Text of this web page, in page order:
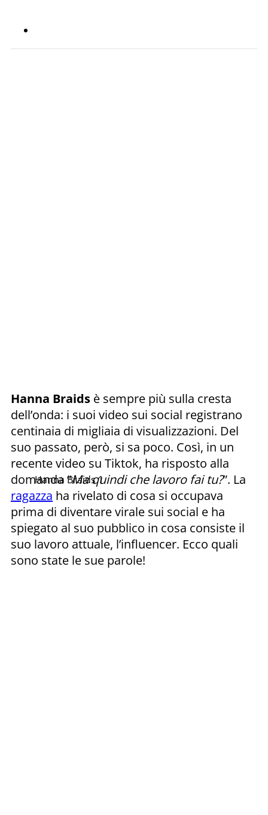
Hanna Braids 1
Hanna Braids è sempre più sulla cresta
dell’onda: i suoi video sui social registrano
centinaia di migliaia di visualizzazioni. Del
suo passato, però, si sa poco. Così, in un
recente video su Tiktok, ha risposto alla
domanda “Ma quindi che lavoro fai tu?”. La
ragazza ha rivelato di cosa si occupava
prima di diventare virale sui social e ha
spiegato al suo pubblico in cosa consiste il
suo lavoro attuale, l’influencer. Ecco quali
sono state le sue parole!